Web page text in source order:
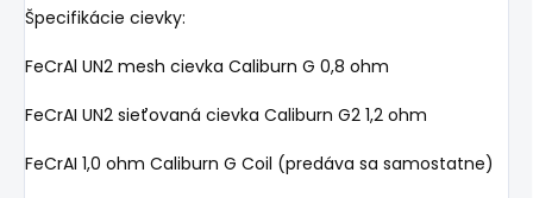
Špecifikácie cievky:
FeCrAl UN2 mesh cievka Caliburn G 0,8 ohm
FeCrAI UN2 sieťovaná cievka Caliburn G2 1,2 ohm
FeCrAI 1,0 ohm Caliburn G Coil (predáva sa samostatne)